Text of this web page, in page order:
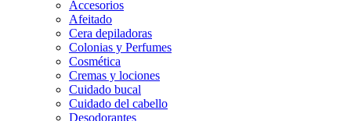
Accesorios
Afeitado
Cera depiladoras
Colonias y Perfumes
Cosmética
Cremas y lociones
Cuidado bucal
Cuidado del cabello
Desodorantes